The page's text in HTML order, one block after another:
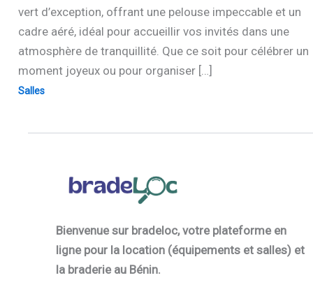
vert d’exception, offrant une pelouse impeccable et un
cadre aéré, idéal pour accueillir vos invités dans une
atmosphère de tranquillité. Que ce soit pour célébrer un
moment joyeux ou pour organiser […]
Salles
Bienvenue sur bradeloc, votre plateforme en
ligne pour la location (équipements et salles) et
la braderie au Bénin.